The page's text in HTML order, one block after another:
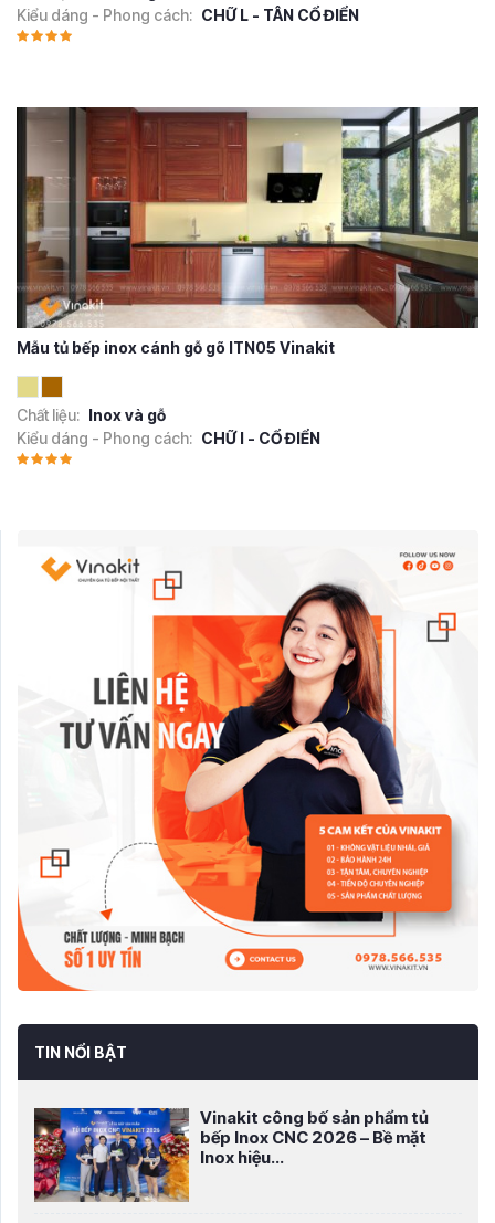
TIN NỔI BẬT
Vinakit công bố sản phẩm tủ
bếp Inox CNC 2026 – Bề mặt
Inox hiệu...
Kiểu dáng - Phong cách: CHỮ L - TÂN CỔ ĐIỂN
Mẫu tủ bếp inox cánh gỗ gõ ITN05 Vinakit
Chất liệu: Inox và gỗ
Kiểu dáng - Phong cách: CHỮ I - CỔ ĐIỂN